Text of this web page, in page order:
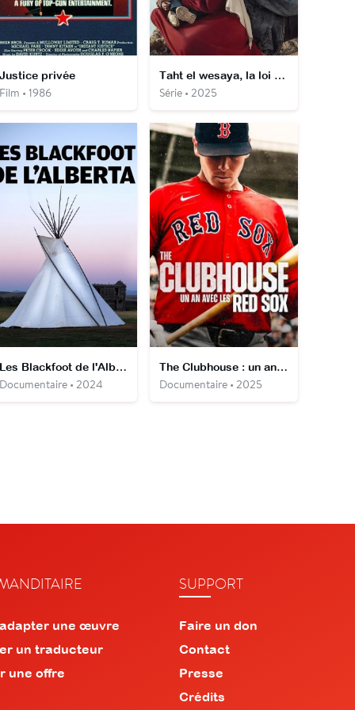
privée
• 1986
Taht el wesaya, la loi contre elle
Série • 2025
Les Blackfoot de l'Alberta - Sur la piste des peuples premiers
• 2024
The Clubhouse : un an avec les Red Sox
Documentaire • 2025
une œuvre
un traducteur
une offre
SUPPORT
Faire un don
Contact
Presse
Crédits